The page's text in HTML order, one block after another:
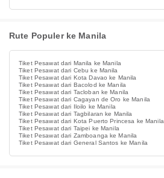
Rute Populer ke Manila
Tiket Pesawat dari Manila ke Manila
Tiket Pesawat dari Cebu ke Manila
Tiket Pesawat dari Kota Davao ke Manila
Tiket Pesawat dari Bacolod ke Manila
Tiket Pesawat dari Tacloban ke Manila
Tiket Pesawat dari Cagayan de Oro ke Manila
Tiket Pesawat dari Iloilo ke Manila
Tiket Pesawat dari Tagbilaran ke Manila
Tiket Pesawat dari Kota Puerto Princesa ke Manila
Tiket Pesawat dari Taipei ke Manila
Tiket Pesawat dari Zamboanga ke Manila
Tiket Pesawat dari General Santos ke Manila